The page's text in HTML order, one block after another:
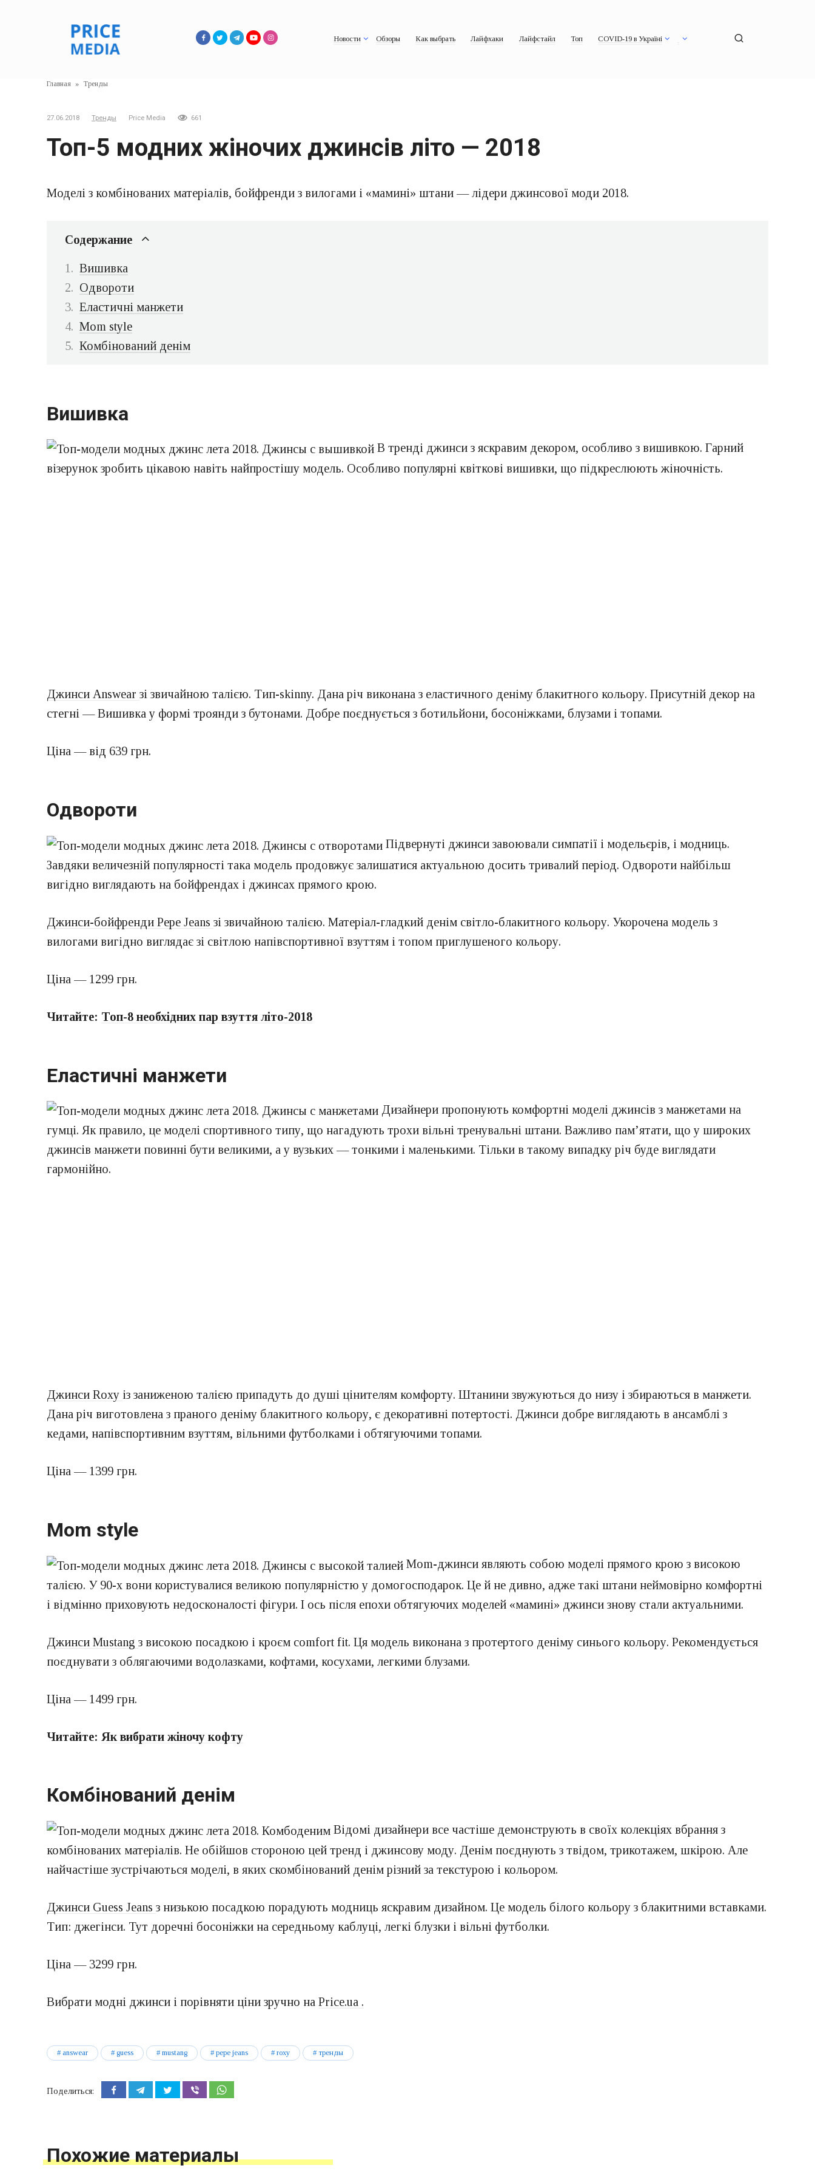
Новости Обзоры Как выбрать Лайфхаки Лайфстайл Топ COVID-19 в Україні
Главная » Тренды
27.06.2018 Тренды Price Media 661
Топ-5 модних жіночих джинсів літо — 2018
Моделі з комбінованих матеріалів, бойфренди з вилогами і «мамині» штани — лідери джинсової моди 2018.
Содержание
Вишивка
Одвороти
Еластичні манжети
Mom style
Комбінований денім
Вишивка
В тренді джинси з яскравим декором, особливо з вишивкою. Гарний
візерунок зробить цікавою навіть найпростішу модель. Особливо популярні квіткові вишивки, що підкреслюють жіночність.
Джинси Answear зі звичайною талією. Тип-skinny. Дана річ виконана з еластичного деніму блакитного кольору. Присутній декор на
стегні — Вишивка у формі троянди з бутонами. Добре поєднується з ботильйони, босоніжками, блузами і топами.
Ціна — від 639 грн.
Одвороти
Підвернуті джинси завоювали симпатії і модельєрів, і модниць.
Завдяки величезній популярності така модель продовжує залишатися актуальною досить тривалий період. Одвороти найбільш
вигідно виглядають на бойфрендах і джинсах прямого крою.
Джинси-бойфренди Pepe Jeans зі звичайною талією. Матеріал-гладкий денім світло-блакитного кольору. Укорочена модель з
вилогами вигідно виглядає зі світлою напівспортивної взуттям і топом приглушеного кольору.
Ціна — 1299 грн.
Читайте: Топ-8 необхідних пар взуття літо-2018
Еластичні манжети
Дизайнери пропонують комфортні моделі джинсів з манжетами на
гумці. Як правило, це моделі спортивного типу, що нагадують трохи вільні тренувальні штани. Важливо пам’ятати, що у широких
джинсів манжети повинні бути великими, а у вузьких — тонкими і маленькими. Тільки в такому випадку річ буде виглядати
гармонійно.
Джинси Roxy із заниженою талією припадуть до душі цінителям комфорту. Штанини звужуються до низу і збираються в манжети.
Дана річ виготовлена з праного деніму блакитного кольору, є декоративні потертості. Джинси добре виглядають в ансамблі з
кедами, напівспортивним взуттям, вільними футболками і обтягуючими топами.
Ціна — 1399 грн.
Mom style
Mom-джинси являють собою моделі прямого крою з високою
талією. У 90-х вони користувалися великою популярністю у домогосподарок. Це й не дивно, адже такі штани неймовірно комфортні
і відмінно приховують недосконалості фігури. І ось після епохи обтягуючих моделей «мамині» джинси знову стали актуальними.
Джинси Mustang з високою посадкою і кроєм comfort fit. Ця модель виконана з протертого деніму синього кольору. Рекомендується
поєднувати з облягаючими водолазками, кофтами, косухами, легкими блузами.
Ціна — 1499 грн.
Читайте: Як вибрати жіночу кофту
Комбінований денім
Відомі дизайнери все частіше демонструють в своїх колекціях вбрання з
комбінованих матеріалів. Не обійшов стороною цей тренд і джинсову моду. Денім поєднують з твідом, трикотажем, шкірою. Але
найчастіше зустрічаються моделі, в яких скомбінований денім різний за текстурою і кольором.
Джинси Guess Jeans з низькою посадкою порадують модниць яскравим дизайном. Це модель білого кольору з блакитними вставками.
Тип: джегінси. Тут доречні босоніжки на середньому каблуці, легкі блузки і вільні футболки.
Ціна — 3299 грн.
Вибрати модні джинси і порівняти ціни зручно на Price.ua .
answear guess mustang pepe jeans roxy тренды
Поделиться:
Похожие материалы